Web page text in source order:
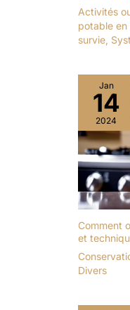
Activités
potable en
survie,
Jan
14
2024
Comment
et
Divers